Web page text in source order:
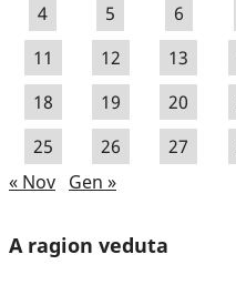
4
5 6
11
12 13
18
19 20
25
26 27
« Nov Gen »
A ragion veduta